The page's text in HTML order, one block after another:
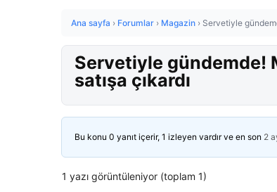
Ana sayfa › Forumlar › Magazin › Servetiyle
Servetiyle gündemde!
satışa çıkardı
Bu konu 0 yanıt içerir, 1 izleyen vardır ve en son 2
1 yazı görüntüleniyor (toplam 1)